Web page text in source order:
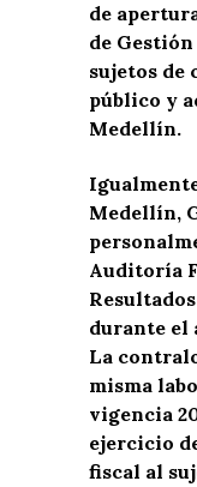
de
de
sujetos de
público y
Medellín.
Medellín,
Auditoría
durante el
La
misma
vigencia
ejercicio
fiscal al